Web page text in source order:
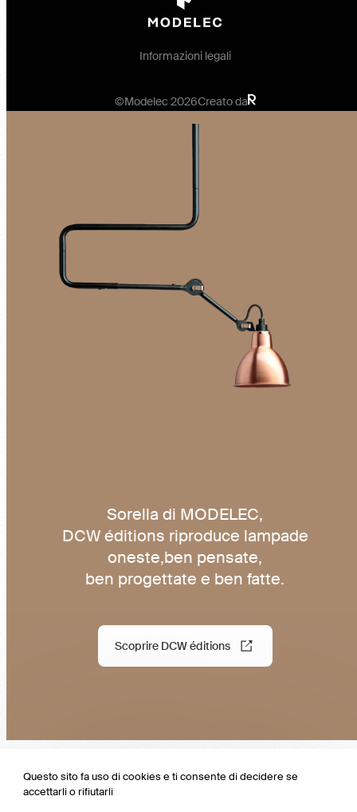
Informazioni legali
©Modelec 2026Creato da
Sorella di MODELEC,
DCW éditions riproduce lampade
oneste,ben pensate,
ben progettate e ben fatte.
Scoprire DCW éditions
Questo sito fa uso di cookies e ti consente di decidere se
accettarli o rifiutarli